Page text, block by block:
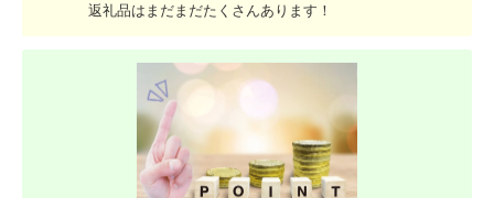
返礼品はまだまだたくさんあります！